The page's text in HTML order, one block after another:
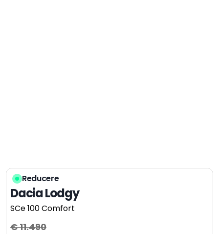
Reducere
Dacia Lodgy
SCe 100 Comfort
€ 11.490